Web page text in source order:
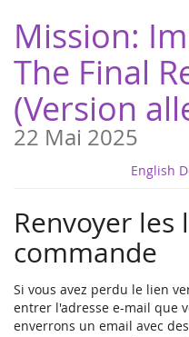
la page
principale
Mission:
The Final
(Version
22 Mai 2025
English
Renvoyer les
commande
Si vous avez perdu le lien
entrer l'adresse e-mail que
enverrons un email avec